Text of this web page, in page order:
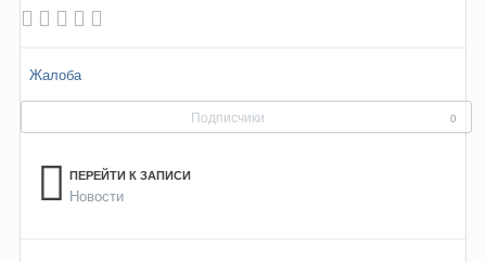
Жалоба
Подписчики 0
ПЕРЕЙТИ К ЗАПИСИ
Новости